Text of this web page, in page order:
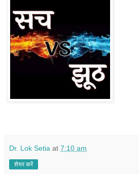
Dr. Lok Setia at 7:10 am
शेयर करें